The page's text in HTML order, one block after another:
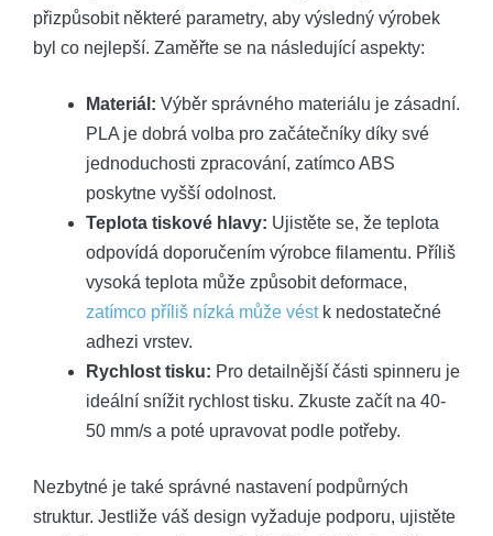
přizpůsobit některé parametry, aby výsledný výrobek
byl co nejlepší. Zaměřte se na následující aspekty:
Materiál: Výběr správného materiálu je zásadní.
PLA je dobrá volba pro začátečníky díky své
jednoduchosti zpracování, zatímco ABS
poskytne vyšší odolnost.
Teplota tiskové hlavy: Ujistěte se, že teplota
odpovídá doporučením výrobce filamentu. Příliš
vysoká teplota může způsobit deformace,
zatímco příliš nízká může véstk nedostatečné
adhezi vrstev.
Rychlost tisku: Pro detailnější části spinneru je
ideální snížit rychlost tisku. Zkuste začít na 40-
50 mm/s a poté upravovat podle potřeby.
Nezbytné je také správné nastavení podpůrných
struktur. Jestliže váš design vyžaduje podporu, ujistěte